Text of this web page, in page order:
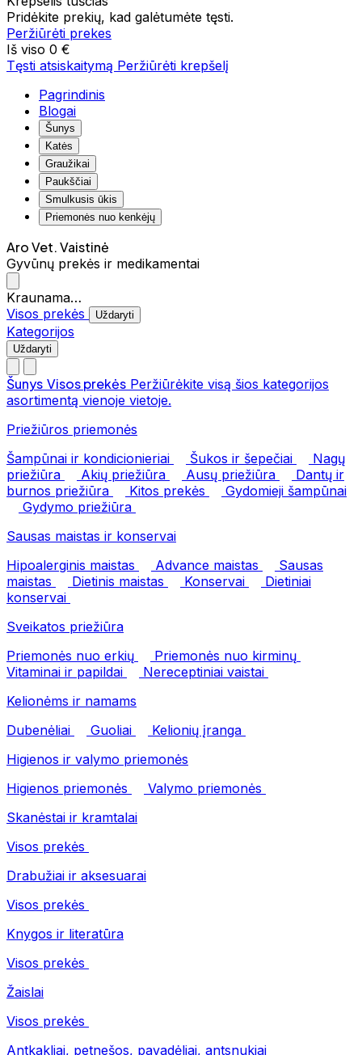
Pridėkite prekių, kad galėtumėte tęsti.
Peržiūrėti prekes
Iš viso 0 €
Tęsti atsiskaitymą Peržiūrėti krepšelį
Pagrindinis
Blogai
Šunys
Katės
Graužikai
Paukščiai
Smulkusis ūkis
Priemonės nuo kenkėjų
Aro Vet. Vaistinė
Gyvūnų prekės ir medikamentai
Kraunama…
Visos prekės
Uždaryti
Kategorijos
Uždaryti
Šunys Visos prekės Peržiūrėkite visą šios kategorijos
asortimentą vienoje vietoje.
Priežiūros priemonės
Šampūnai ir kondicionieriai
Šukos ir šepečiai
Nagų
priežiūra
Akių priežiūra Ausų priežiūra
Dantų ir
burnos priežiūra
Kitos prekės
Gydomieji šampūnai
Gydymo priežiūra
Sausas maistas ir konservai
Hipoalerginis maistas
Advance maistas
Sausas
maistas
Dietinis maistas Konservai
Dietiniai
konservai
Sveikatos priežiūra
Priemonės nuo erkių
Priemonės nuo kirminų
Vitaminai ir papildai
Nereceptiniai vaistai
Kelionėms ir namams
Dubenėliai
Guoliai
Kelionių įranga
Higienos ir valymo priemonės
Higienos priemonės
Valymo priemonės
Skanėstai ir kramtalai
Visos prekės
Drabužiai ir aksesuarai
Visos prekės
Knygos ir literatūra
Visos prekės
Žaislai
Visos prekės
Antkakliai, petnešos, pavadėliai, antsnukiai